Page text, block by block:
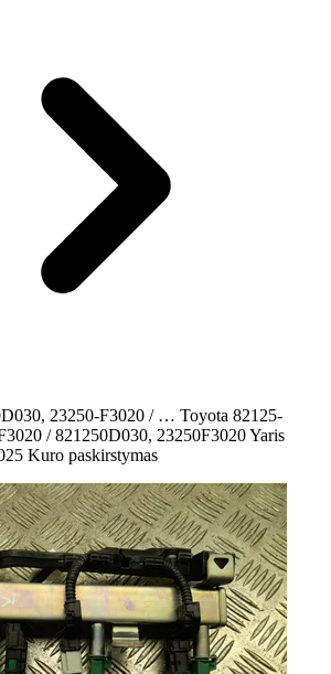
23250-F3020 / … Toyota 82125-
/ 821250D030, 23250F3020 Yaris
Kuro paskirstymas